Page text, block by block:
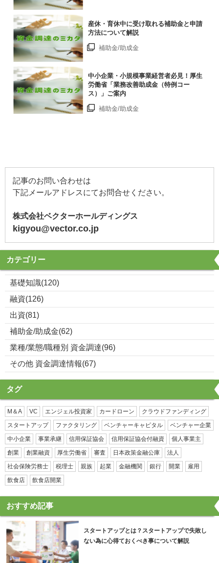
産休・育休中に受け取れる補助金と申請
方法について解説
補助金/助成金
中小企業・小規模事業経営者必見！厚生
労働省「業務改善助成金（特例コー
ス）」ご案内
補助金/助成金
記事のお問い合わせは
下記メールアドレスにてお問合せください。
株式会社ベクターホールディングス
kigyou@vector.co.jp
カテゴリー
基礎知識(120)
融資(126)
出資(81)
補助金/助成金(62)
業種/業態/職種別 資金調達(96)
その他 資金調達情報(67)
タグ
M＆A VC エンジェル投資家 カードローン
クラウドファンディング
スタートアップ
ファクタリング ベンチャーキャピタル
ベンチャー企業
中小企業
事業承継 信用保証協会 信用保証協会付融資
個人事業主
創業
創業融資 厚生労働省 審査 日本政策金融公庫
法人
社会保険労務士
税理士 親族 起業 金融機関 銀行 開業
雇用
飲食店
飲食店開業
おすすめ記事
スタートアップとは？スタートアップで失敗し
ない為に心得ておくべき事について解説